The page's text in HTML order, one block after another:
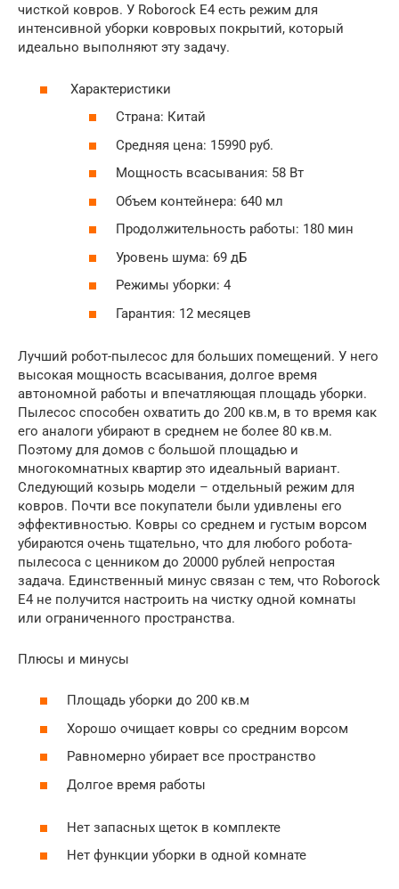
чисткой ковров. У Roborock E4 есть режим для
интенсивной уборки ковровых покрытий, который
идеально выполняют эту задачу.
Характеристики
Страна: Китай
Средняя цена: 15990 руб.
Мощность всасывания: 58 Вт
Объем контейнера: 640 мл
Продолжительность работы: 180 мин
Уровень шума: 69 дБ
Режимы уборки: 4
Гарантия: 12 месяцев
Лучший робот-пылесос для больших помещений. У него
высокая мощность всасывания, долгое время
автономной работы и впечатляющая площадь уборки.
Пылесос способен охватить до 200 кв.м, в то время как
его аналоги убирают в среднем не более 80 кв.м.
Поэтому для домов с большой площадью и
многокомнатных квартир это идеальный вариант.
Следующий козырь модели – отдельный режим для
ковров. Почти все покупатели были удивлены его
эффективностью. Ковры со среднем и густым ворсом
убираются очень тщательно, что для любого робота-
пылесоса с ценником до 20000 рублей непростая
задача. Единственный минус связан с тем, что Roborock
E4 не получится настроить на чистку одной комнаты
или ограниченного пространства.
Плюсы и минусы
Площадь уборки до 200 кв.м
Хорошо очищает ковры со средним ворсом
Равномерно убирает все пространство
Долгое время работы
Нет запасных щеток в комплекте
Нет функции уборки в одной комнате